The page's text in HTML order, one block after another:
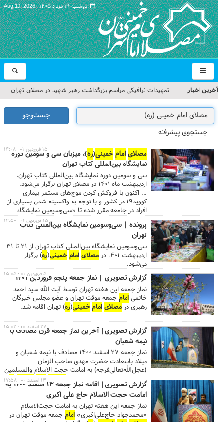
دوشنبه ۱۹ مرداد ۱۴۰۵ - Aug 10, 2026
آخرین اخبار
تمهیدات ترافیکی مراسم بزرگداشت رهبر شهید در مصلای تهران
اعلام شد
حجت‌الاسلام حاج علی‌اکبری؛ خطیب این هفته نماز جمعه تهران
معظم انقلاب
گزارش تصویری| مراسم نماز بر پیکر امام شهید انقلاب اسلامی ایران
گزارش تصویری| مراسم بزرگداشت آقای شهید ایران
جست‌وجو
جستجوی پیشرفته
مصلایامامخمینی(ره)، میزبان سی و سومین دوره
نمایشگاه بین‌المللی کتاب تهران
سی و سومین دوره نمایشگاه بین‌المللی کتاب تهران،
اردیبهشت ماه ۱۴۰۱ در مصلای تهران برگزار می‌شود.
... اکنون با فروکش‌ کردن موج‌‎های مستمر بیماری
کووید19 در کشور و با توجه به واکسینه شدن بسیاری از
افراد در جامعه مقرر شده تا «سی‌وسومین نمایشگاه
بین‌المللی کتاب تهران» به شکل فیزیکی و غیرمجازی
برگزار شود، نمایشگاهی که بر اساس تدابیر اندیشیده
شده از بیست‌ویکم تا سی‌ویکم اردیبهشت ماه سال جاری
درمصلای امام خمینی(ره) میزبان علاقمندان یکی از
بزرگ‌ترین و شاید مهمترین رخداد فرهنگی در حوزه نشر
است. ...«سی‌وسومین نمایشگاه بین‌المللی کتاب تهران»
اردیبهشت ماه ۱۴۰۱ به صورت فیزیکی در
مصلایامام
خمینی(ره
) و به صورت مجازی در سامانه ketab.ir برگزار
می‌شود. ...
۱۵ فروردین ۰۱ - ۱۴:۰۸
پرونده | سی‌وسومین نمایشگاه بین‌المللی کتاب
تهران
سی‌وسومین نمایشگاه بین‌المللی کتاب تهران از ۲۱ تا ۳۱
اردیبهشت ۱۴۰۱ در
مصلایامامخمینی(ره) برگزار
می‌شود.
۱۵ فروردین ۰۱ - ۱۲:۵۰
گزارش تصویری | نماز جمعه پنجم فروردین ۱۴۰۱
نماز جمعه این هفته تهران توسط آیت الله سید احمد
خاتمیامامجمعه موقت تهران و عضو مجلس خبرگان
رهبری درمصلایامامخمینی(ره) تهران اقامه شد.
در دانشگاه تهران اقامه خواهد شد.
۵ فروردین ۰۱ - ۱۵:۰۵
گزارش تصویری| آخرین نماز جمعه قرن مصادف با
نیمه شعبان
نماز جمعه ۲۷ اسفند ۱۴۰۰ مصادف با نیمه شعبان و
میلاد باسعادت حضرت مهدی صاحب الزمان
(عجل‌الله‌تعالی‌فرجه) به امامت حجت الاسلام والمسلمین
سید محمدحسن ابوترابی فرد در
امامخمینی(ره)
اقامه شد. در این مراسم حاج حمیدرضا رمضانپور به
مدیحه سرایی و مولودی خوانی پرداخت. در پایان نماز
جمعه نیز نمازگزاران در محکومیت اقدامات ضد شیعی
آل‌سعود و اعدام شیعیان در عربستان، راهپیمائی کردند.
۲۷ اسفند ۰۰ - ۱۵:۰۲
گزارش تصویری| اقامه نماز جمعه 13 اسفند 1400 به
امامت حجت الاسلام حاج علی اکبری
نماز جمعه این هفته تهران به امامت حجت‌الاسلام
«محمدجواد حاج‌علی‌اکبری» امامجمعه موقت تهران در
۱۳ اسفند ۰۰ - ۱۷:۵۸